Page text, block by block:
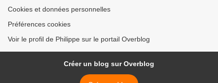
Cookies et données personnelles
Préférences cookies
Voir le profil de Philippe sur le portail Overblog
Créer un blog sur Overblog